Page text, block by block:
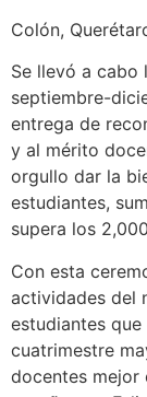
Colón,
Se llevó a cabo
septiembre-
entrega de
y al mérito
orgullo dar la
estudiantes,
supera los
Con esta
actividades del
estudiantes
cuatrimestre
docentes mejor